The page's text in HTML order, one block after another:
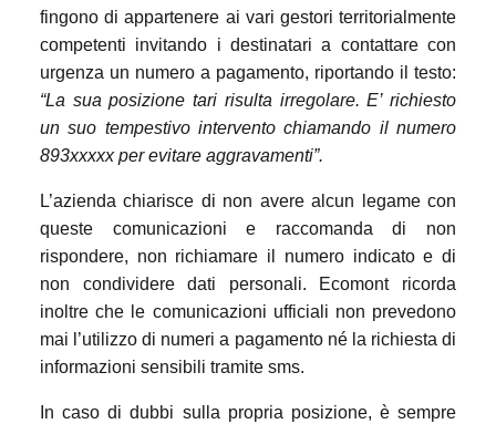
fingono di appartenere ai vari gestori territorialmente
competenti invitando i destinatari a contattare con
urgenza un numero a pagamento, riportando il testo:
“La sua posizione tari risulta irregolare. E’ richiesto
un suo tempestivo intervento chiamando il numero
893xxxxx per evitare aggravamenti”.
L’azienda chiarisce di non avere alcun legame con
queste comunicazioni e raccomanda di non
rispondere, non richiamare il numero indicato e di
non condividere dati personali. Ecomont ricorda
inoltre che le comunicazioni ufficiali non prevedono
mai l’utilizzo di numeri a pagamento né la richiesta di
informazioni sensibili tramite sms.
In caso di dubbi sulla propria posizione, è sempre